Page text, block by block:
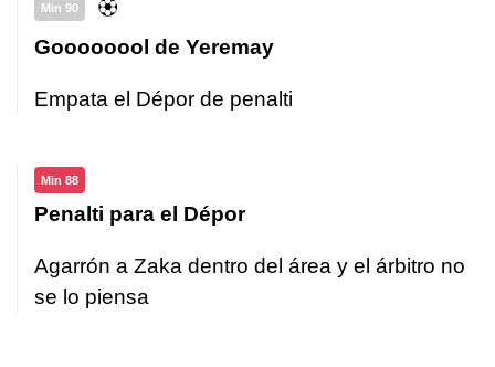
Min 90
Goooooool de Yeremay
Empata el Dépor de penalti
Min 88
Penalti para el Dépor
Agarrón a Zaka dentro del área y el árbitro no
se lo piensa